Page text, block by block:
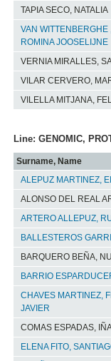
TAPIA SECO, NATALIA
VAN WITTENBERGHE
ROMINA JOOSELIJNE
VERNIA MIRALLES,
VILAR CERVERO,
VILELLA MITJANA,
Line: GENOMIC,
Surname, Name
ALEPUZ MARTINEZ,
ALONSO DEL REAL
ARTERO ALLEPUZ,
BALLESTEROS
BARQUERO BEÑA,
BARRIO
CHAVES MARTINEZ,
JAVIER
COMAS ESPADAS,
ELENA FITO,